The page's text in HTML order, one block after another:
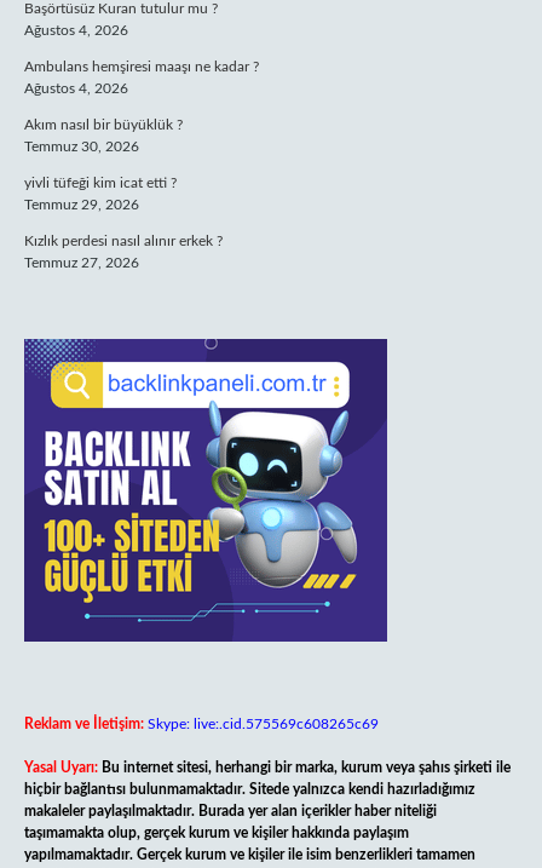
Başörtüsüz Kuran tutulur mu ?
Ağustos 4, 2026
Ambulans hemşiresi maaşı ne kadar ?
Ağustos 4, 2026
Akım nasıl bir büyüklük ?
Temmuz 30, 2026
yivli tüfeği kim icat etti ?
Temmuz 29, 2026
Kızlık perdesi nasıl alınır erkek ?
Temmuz 27, 2026
Reklam ve İletişim: Skype: live:.cid.575569c608265c69
Yasal Uyarı: Bu internet sitesi, herhangi bir marka, kurum veya şahıs şirketi ile
hiçbir bağlantısı bulunmamaktadır. Sitede yalnızca kendi hazırladığımız
makaleler paylaşılmaktadır. Burada yer alan içerikler haber niteliği
taşımamakta olup, gerçek kurum ve kişiler hakkında paylaşım
yapılmamaktadır. Gerçek kurum ve kişiler ile isim benzerlikleri tamamen